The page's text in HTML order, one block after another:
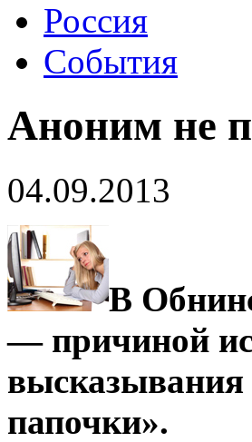
Россия
События
Аноним не
04.09.2013
В
— причиной
папочки».